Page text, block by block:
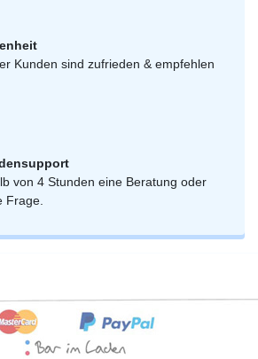
Kunden sind zufrieden & empfehlen
von 4 Stunden eine Beratung oder
Frage.